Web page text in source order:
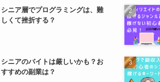
シニア層でプログラミングは、難
しくて挫折する？
シニアのバイトは厳しいかも？お
すすめの副業は？